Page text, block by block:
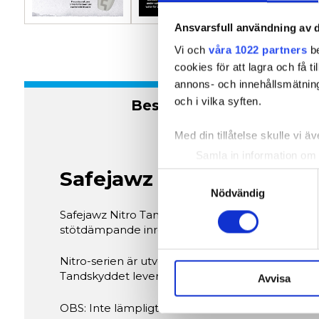
Ansvarsfull användning av
Vi och våra 1022 partners
cookies för att lagra och få
annons- och
och i vilka syften.
Med din tillåtelse skulle vi
Samla in information
Identifiera din enhet
Ta reda på mer om hur
eller dra tillbaka ditt
sociala medier och
till de sociala medier och
med annan information som
Nödvändig
Avvisa
Beskrivning
Safejawz Nitro
Safejawz Nitro Tandskydd – Vit/Blå är
stötdämpande inre struktur och har en
Nitro-serien är utvecklad för att leverera
Tandskyddet levereras med ett praktiskt
OBS: Inte lämpligt för användare med